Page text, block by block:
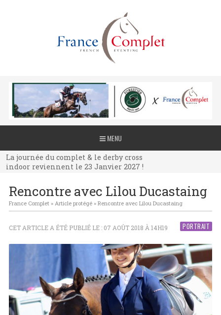
MENU
La journée du complet & le derby cross
indoor reviennent le 23 Janvier 2027 !
La journée du complet & le derby cross
indoor reviennent le 23 Janvier 2027 !
indoor reviennent le 23 Janvier 2027 !
Rencontre avec Lilou Ducastaing
France Complet» Article protégé» Rencontre avec Lilou Ducastaing
PORTRAIT
CET ARTICLE A ÉTÉ PUBLIÉ LE : 07 AOÛT 2018 À 14H19